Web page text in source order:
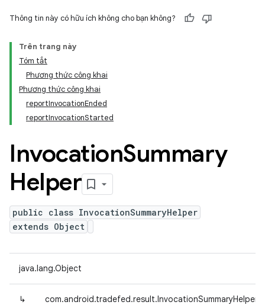
Thông tin này có hữu ích không cho bạn không?
Trên trang này
Tóm tắt
Phương thức công khai
Phương thức công khai
reportInvocationEnded
reportInvocationStarted
InvocationSummary
Helper
public class InvocationSummaryHelper
extends Object
java.lang.Object
↳ com.android.tradefed.result.InvocationSummaryHelper